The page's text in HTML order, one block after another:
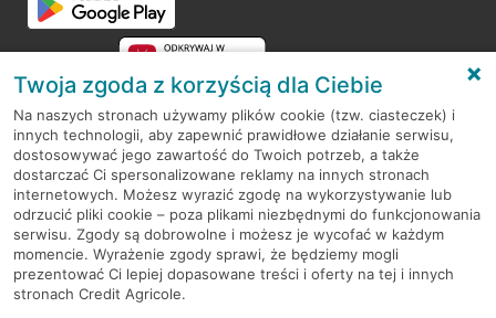
RODO
Regulamin serwisu
Mapa serwisu
PolitykaCookies
Twoja zgoda z korzyścią dla Ciebie
Na naszych stronach używamy plików cookie (tzw. ciasteczek) i
innych technologii, aby zapewnić prawidłowe działanie serwisu,
dostosowywać jego zawartość do Twoich potrzeb, a także
dostarczać Ci spersonalizowane reklamy na innych stronach
internetowych. Możesz wyrazić zgodę na wykorzystywanie lub
odrzucić pliki cookie – poza plikami niezbędnymi do funkcjonowania
serwisu. Zgody są dobrowolne i możesz je wycofać w każdym
momencie. Wyrażenie zgody sprawi, że będziemy mogli
prezentować Ci lepiej dopasowane treści i oferty na tej i innych
stronach Credit Agricole.